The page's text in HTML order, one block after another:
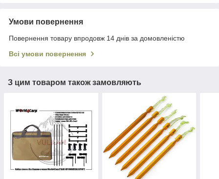
Умови повернення
Повернення товару впродовж 14 днів за домовленістю
Всі умови повернення
З цим товаром також замовляють